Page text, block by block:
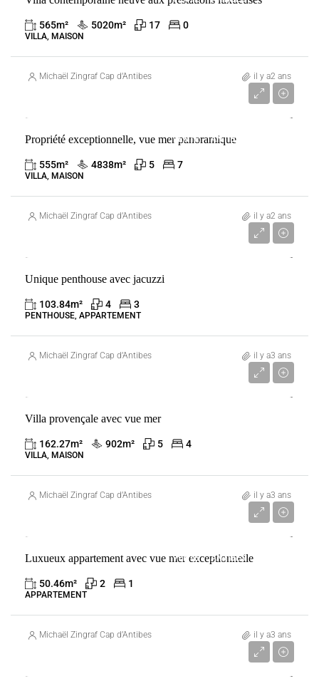
565m² 5020m² 17 0
VILLA, MAISON
Michaël Zingraf Cap d’Antibes il y a2 ans
VENTE ANTIBES
Propriété exceptionnelle, vue mer panoramique
555m² 4838m² 5 7
VILLA, MAISON
Michaël Zingraf Cap d’Antibes il y a2 ans
Unique penthouse avec jacuzzi
103.84m² 4 3
PENTHOUSE, APPARTEMENT
Michaël Zingraf Cap d’Antibes il y a3 ans
Villa provençale avec vue mer
162.27m² 902m² 5 4
VILLA, MAISON
Michaël Zingraf Cap d’Antibes il y a3 ans
VENTE ANTIBES
Luxueux appartement avec vue mer exceptionnelle
50.46m² 2 1
APPARTEMENT
Michaël Zingraf Cap d’Antibes il y a3 ans